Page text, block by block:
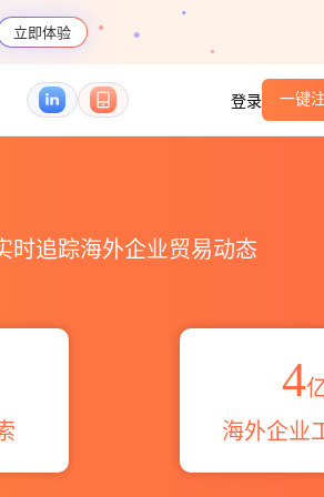
立即体验
登录 一键
时追踪海外企业贸易动态
4
海外企业